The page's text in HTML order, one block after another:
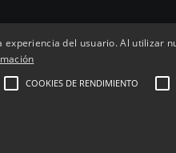
del usuario. Al utilizar
COOKIES DE RENDIMIENTO